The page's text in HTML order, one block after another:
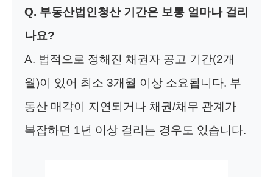
Q. 부동산법인청산 기간은 보통 얼마나 걸리
나요?
A. 법적으로 정해진 채권자 공고 기간(2개
월)이 있어 최소 3개월 이상 소요됩니다. 부
동산 매각이 지연되거나 채권/채무 관계가
복잡하면 1년 이상 걸리는 경우도 있습니다.